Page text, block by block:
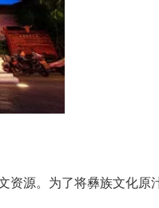
源。为了将彝族文化原